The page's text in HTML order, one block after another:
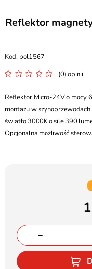
Reflektor
pol1567
(0) opinii
Reflektor Micro-24V o mocy
montażu w szynoprzewodach
światło 3000K o sile 390
Opcjonalna możliwość